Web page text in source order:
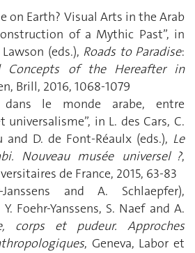
on Earth? Visual Arts in the Arab
of a Mythic Past”, in
(eds.), Roads to Paradise:
Concepts of the Hereafter in
Brill, 2016, 1068-1079
dans le monde arabe, entre
in L. des Cars, C.
and D. de Font-Réaulx (eds.), Le
Nouveau musée universel ?,
de France, 2015, 63-83
and A. Schlaepfer),
Foehr-Yanssens, S. Naef and A.
corps et pudeur. Approches
, Geneva, Labor et